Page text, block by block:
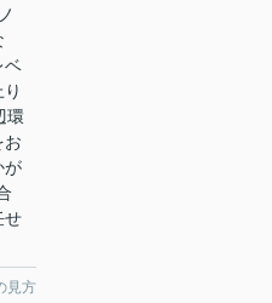
ベ
環
お
が
せ
見方